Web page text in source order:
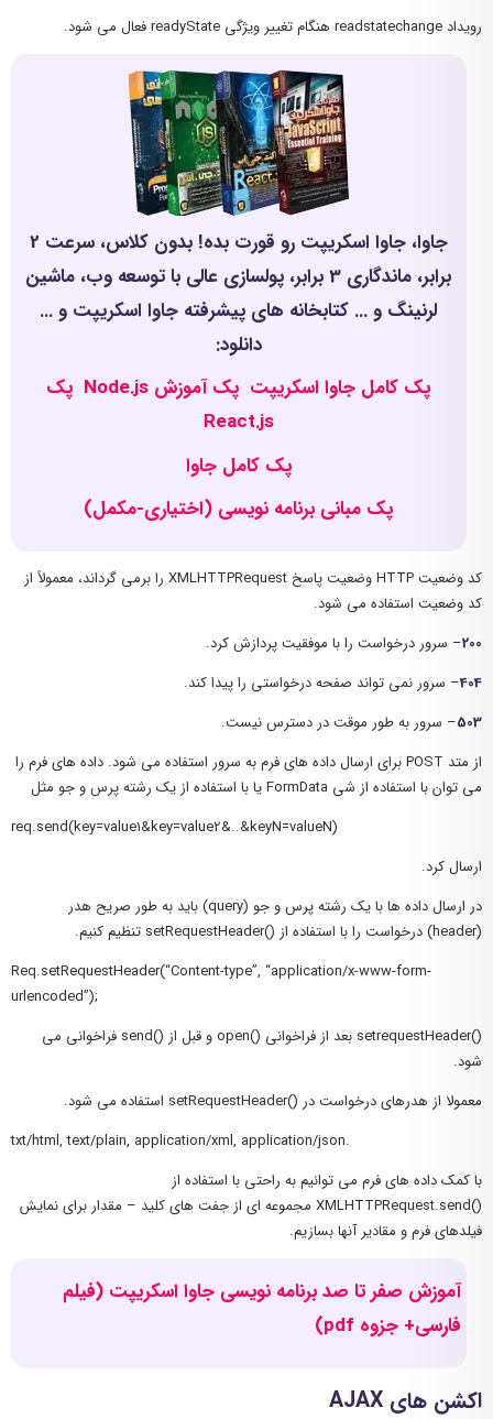
رویداد readstatechange هنگام تغییر ویژگی readyState فعال می شود.
جاوا، جاوا اسکریپت رو قورت بده! بدون کلاس، سرعت 2
برابر، ماندگاری 3 برابر، پولسازی عالی با توسعه وب، ماشین
لرنینگ و ... کتابخانه های پیشرفته جاوا اسکریپت و ...
دانلود:
پک کامل جاوا اسکریپت پک آموزش Node.js
پک
React.js
پک کامل جاوا
پک مبانی برنامه نویسی (اختیاری-مکمل)
کد وضعیت HTTP وضعیت پاسخ XMLHTTPRequest را برمی گرداند، معمولاً از
کد وضعیت استفاده می شود.
200– سرور درخواست را با موفقیت پردازش کرد.
404– سرور نمی تواند صفحه درخواستی را پیدا کند.
503– سرور به طور موقت در دسترس نیست.
از متد POST برای ارسال داده های فرم به سرور استفاده می شود. داده های فرم را
می توان با استفاده از شی FormData یا با استفاده از یک رشته پرس و جو مثل
req.send(key=value1&key=value2&..&keyN=valueN)
ارسال کرد.
در ارسال داده ها با یک رشته پرس و جو (query) باید به طور صریح هدر
(header) درخواست را با استفاده از ()setRequestHeader تنظیم کنیم.
Req.setRequestHeader(“Content-type”, “application/x-www-form-
urlencoded”);
()setrequestHeader بعد از فراخوانی ()open و قبل از ()send فراخوانی می
شود.
معمولا از هدرهای درخواست در ()setRequestHeader استفاده می شود.
txt/html, text/plain, application/xml, application/json.
با کمک داده های فرم می توانیم به راحتی با استفاده از
()XMLHTTPRequest.send مجموعه ای از جفت های کلید – مقدار برای نمایش
فیلدهای فرم و مقادیر آنها بسازیم.
آموزش صفر تا صد برنامه نویسی جاوا اسکریپت (فیلم
فارسی+ جزوه pdf)
اکشن های AJAX